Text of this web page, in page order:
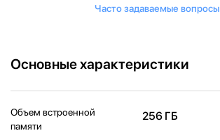
Часто задаваемые вопросы
Основные характеристики
Объем встроенной
памяти
256 ГБ